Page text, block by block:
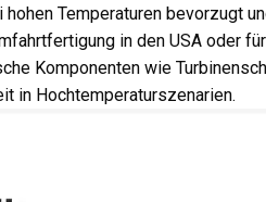
hohen Temperaturen bevorzugt
in den USA oder
Komponenten wie
in Hochtemperaturszenarien.